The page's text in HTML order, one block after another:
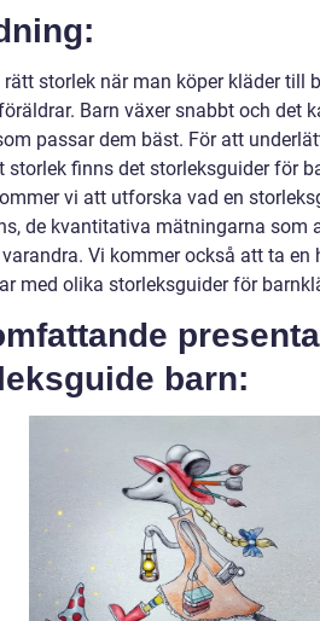
storlek när man köper kläder till
Barn växer snabbt och det
passar dem bäst. För att
storlek finns det storleksguider för
vi att utforska vad en
de kvantitativa mätningarna som
Vi kommer också att ta
med olika storleksguider för
barn: